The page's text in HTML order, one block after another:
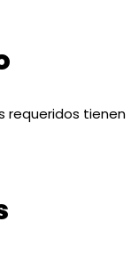
requeridos tienen